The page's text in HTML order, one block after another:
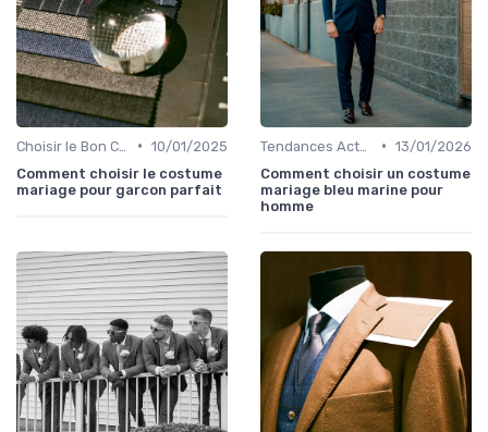
• 10/01/2025
Comment choisir le costume
mariage pour garcon parfait
• 13/01/2026
Comment choisir un costume
mariage bleu marine pour
homme